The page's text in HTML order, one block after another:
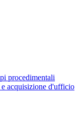
procedimentali
acquisizione d'ufficio